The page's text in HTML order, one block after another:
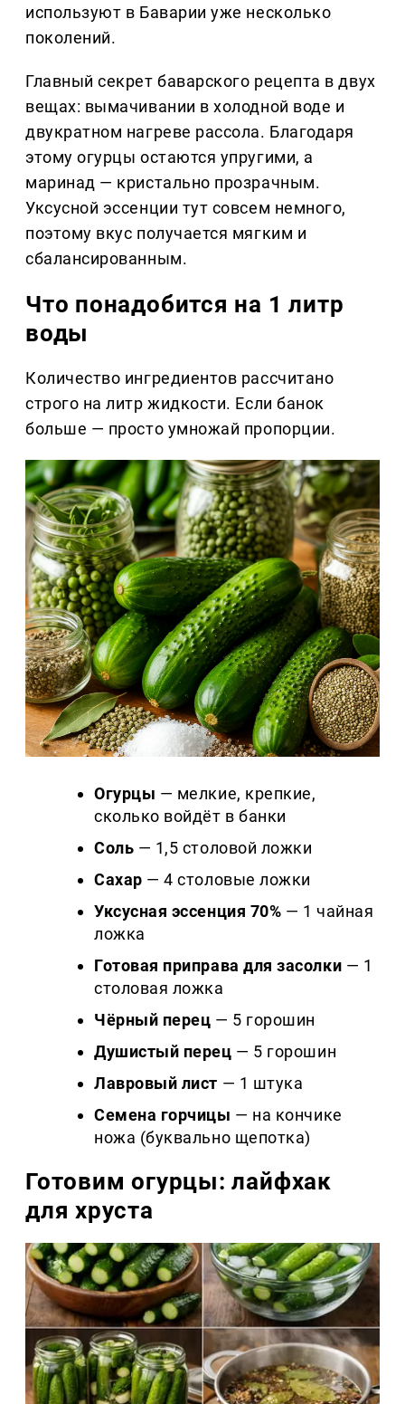
используют в Баварии уже несколько
поколений.
Главный секрет баварского рецепта в двух
вещах: вымачивании в холодной воде и
двукратном нагреве рассола. Благодаря
этому огурцы остаются упругими, а
маринад — кристально прозрачным.
Уксусной эссенции тут совсем немного,
поэтому вкус получается мягким и
сбалансированным.
Что понадобится на 1 литр
воды
Количество ингредиентов рассчитано
строго на литр жидкости. Если банок
больше — просто умножай пропорции.
Огурцы — мелкие, крепкие,
сколько войдёт в банки
Соль — 1,5 столовой ложки
Сахар — 4 столовые ложки
Уксусная эссенция 70% — 1 чайная
ложка
Готовая приправа для засолки — 1
столовая ложка
Чёрный перец — 5 горошин
Душистый перец — 5 горошин
Лавровый лист — 1 штука
Семена горчицы — на кончике
ножа (буквально щепотка)
Готовим огурцы: лайфхак
для хруста